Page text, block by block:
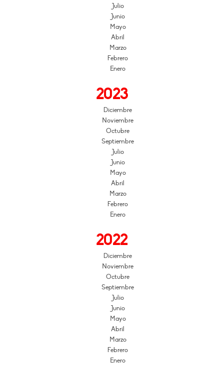
Julio
Junio
Mayo
Abril
Marzo
Febrero
Enero
2023
Diciembre
Noviembre
Octubre
Septiembre
Julio
Junio
Mayo
Abril
Marzo
Febrero
Enero
2022
Diciembre
Noviembre
Octubre
Septiembre
Julio
Junio
Mayo
Abril
Marzo
Febrero
Enero